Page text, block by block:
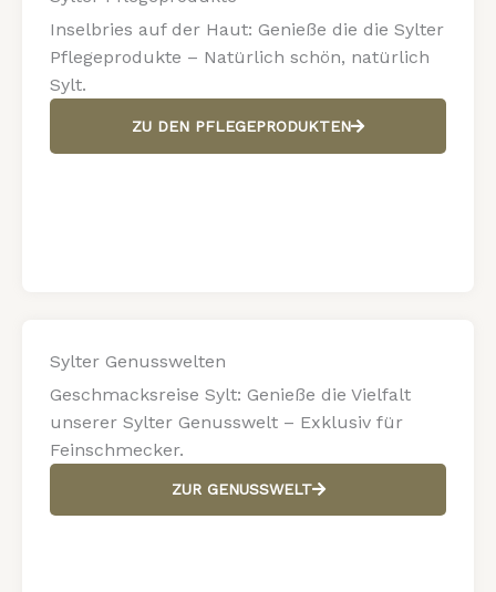
Inselbries auf der Haut: Genieße die die Sylter
Pflegeprodukte – Natürlich schön, natürlich
Sylt.
ZU DEN PFLEGEPRODUKTEN
Sylter Genusswelten
Geschmacksreise Sylt: Genieße die Vielfalt
unserer Sylter Genusswelt – Exklusiv für
Feinschmecker.
ZUR GENUSSWELT